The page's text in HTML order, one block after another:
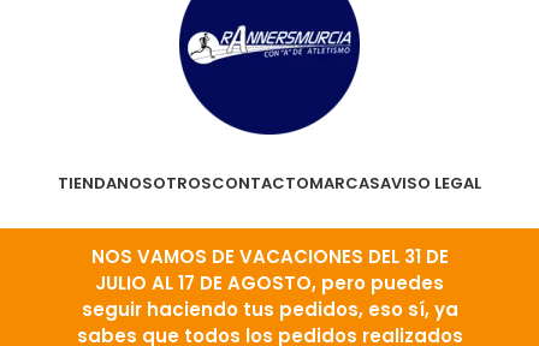
NOS VAMOS DE VACACIONES DEL 31 DE
JULIO AL 17 DE AGOSTO, pero puedes
seguir haciendo tus pedidos, eso sí, ya
sabes que todos los pedidos realizados
TIENDANOSOTROSCONTACTOMARCASAVISO LEGAL
PRIVACIDAD Y COOKIESCONDICIONES DE VENTA
RANNERSMURCIA | TIENDA ESPECIALISTA - TODO EN RUNNING AQUÍ ©